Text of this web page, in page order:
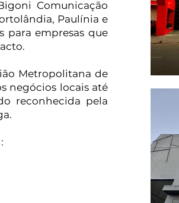
Comunicação
Paulínia e
para empresas que
Metropolitana de
negócios locais até
reconhecida pela